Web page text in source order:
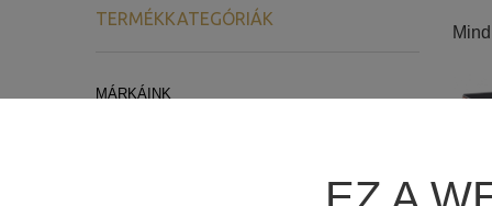
TERMÉKKATEGÓRIÁK
MÁRKÁINK